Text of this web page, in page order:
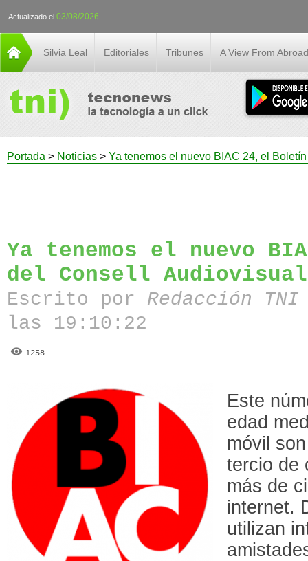
Actualizado el 03/08/2026
Silvia Leal Editoriales Tribunes A View From Abroad
Portada > Noticias > Ya tenemos el nuevo BIAC 24, el
Ya tenemos el nuevo
del Consell Audiovisual
Escrito por Redacción
las 19:10:22
1258
Este
edad
móvil
tercio de
más de
internet.
utilizan